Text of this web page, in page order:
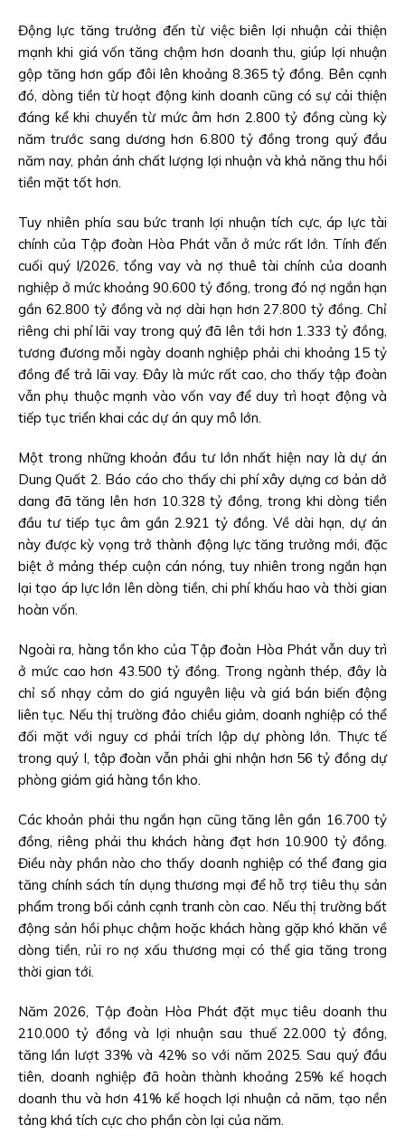
Động lực tăng trưởng đến từ việc biên lợi nhuận cải thiện
mạnh khi giá vốn tăng chậm hơn doanh thu, giúp lợi nhuận
gộp tăng hơn gấp đôi lên khoảng 8.365 tỷ đồng. Bên cạnh
đó, dòng tiền từ hoạt động kinh doanh cũng có sự cải thiện
đáng kể khi chuyển từ mức âm hơn 2.800 tỷ đồng cùng kỳ
năm trước sang dương hơn 6.800 tỷ đồng trong quý đầu
năm nay, phản ánh chất lượng lợi nhuận và khả năng thu hồi
tiền mặt tốt hơn.
Tuy nhiên phía sau bức tranh lợi nhuận tích cực, áp lực tài
chính của Tập đoàn Hòa Phát vẫn ở mức rất lớn. Tính đến
cuối quý I/2026, tổng vay và nợ thuê tài chính của doanh
nghiệp ở mức khoảng 90.600 tỷ đồng, trong đó nợ ngắn hạn
gần 62.800 tỷ đồng và nợ dài hạn hơn 27.800 tỷ đồng. Chỉ
riêng chi phí lãi vay trong quý đã lên tới hơn 1.333 tỷ đồng,
tương đương mỗi ngày doanh nghiệp phải chi khoảng 15 tỷ
đồng để trả lãi vay. Đây là mức rất cao, cho thấy tập đoàn
vẫn phụ thuộc mạnh vào vốn vay để duy trì hoạt động và
tiếp tục triển khai các dự án quy mô lớn.
Một trong những khoản đầu tư lớn nhất hiện nay là dự án
Dung Quất 2. Báo cáo cho thấy chi phí xây dựng cơ bản dở
dang đã tăng lên hơn 10.328 tỷ đồng, trong khi dòng tiền
đầu tư tiếp tục âm gần 2.921 tỷ đồng. Về dài hạn, dự án
này được kỳ vọng trở thành động lực tăng trưởng mới, đặc
biệt ở mảng thép cuộn cán nóng, tuy nhiên trong ngắn hạn
lại tạo áp lực lớn lên dòng tiền, chi phí khấu hao và thời gian
hoàn vốn.
Ngoài ra, hàng tồn kho của Tập đoàn Hòa Phát vẫn duy trì
ở mức cao hơn 43.500 tỷ đồng. Trong ngành thép, đây là
chỉ số nhạy cảm do giá nguyên liệu và giá bán biến động
liên tục. Nếu thị trường đảo chiều giảm, doanh nghiệp có thể
đối mặt với nguy cơ phải trích lập dự phòng lớn. Thực tế
trong quý I, tập đoàn vẫn phải ghi nhận hơn 56 tỷ đồng dự
phòng giảm giá hàng tồn kho.
Các khoản phải thu ngắn hạn cũng tăng lên gần 16.700 tỷ
đồng, riêng phải thu khách hàng đạt hơn 10.900 tỷ đồng.
Điều này phần nào cho thấy doanh nghiệp có thể đang gia
tăng chính sách tín dụng thương mại để hỗ trợ tiêu thụ sản
phẩm trong bối cảnh cạnh tranh còn cao. Nếu thị trường bất
động sản hồi phục chậm hoặc khách hàng gặp khó khăn về
dòng tiền, rủi ro nợ xấu thương mại có thể gia tăng trong
thời gian tới.
Năm 2026, Tập đoàn Hòa Phát đặt mục tiêu doanh thu
210.000 tỷ đồng và lợi nhuận sau thuế 22.000 tỷ đồng,
tăng lần lượt 33% và 42% so với năm 2025. Sau quý đầu
tiên, doanh nghiệp đã hoàn thành khoảng 25% kế hoạch
doanh thu và hơn 41% kế hoạch lợi nhuận cả năm, tạo nền
tảng khá tích cực cho phần còn lại của năm.